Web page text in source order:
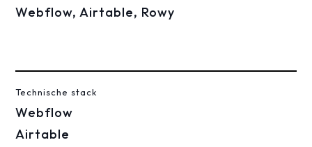
Webflow, Airtable, Rowy
Technische stack
Webflow
Airtable